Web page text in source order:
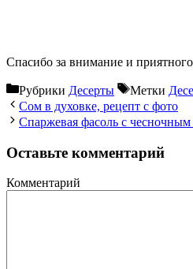
Спасибо за внимание и
Рубрики Десерты Метки
Сом в духовке, рецепт с фото
Спаржевая фасоль с чесночным
Оставьте комментарий
Комментарий